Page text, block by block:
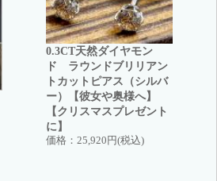
0.3CT天然ダイヤモン
ド ラウンドブリリアン
トカットピアス（シルバ
ー）【彼女や奥様へ】
【クリスマスプレゼント
に】
価格： 25,920円(税込)